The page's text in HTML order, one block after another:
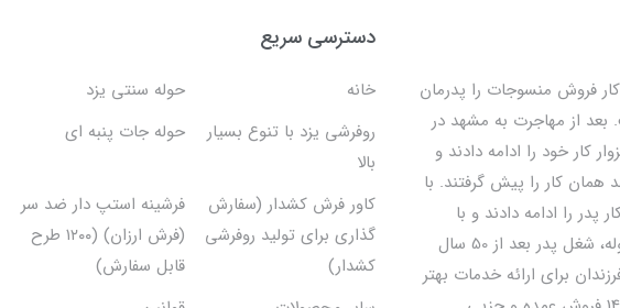
که کار فروش منسوجات را پدرمان
بعد از مهاجرت به مشهد در
کار خود را ادامه دادند و
کار را پیش گرفتند. با
پدر را ادامه دادند و با
فروش انواع روفرشی و حوله، شغل پدر بعد از 50 سال
برای ارائه خدمات بهتر
دسترسی سریع
خانه
حوله سنتی یزد
روفرشی یزد با تنوع بسیار
بالا
حوله جات پنبه ای
کاور فرش کشدار (سفارش
گذاری برای تولید روفرشی
کشدار)
فرشینه استپ دار ضد سر
(فرش ارزان) (۱۲۰۰ طرح
قابل سفارش)